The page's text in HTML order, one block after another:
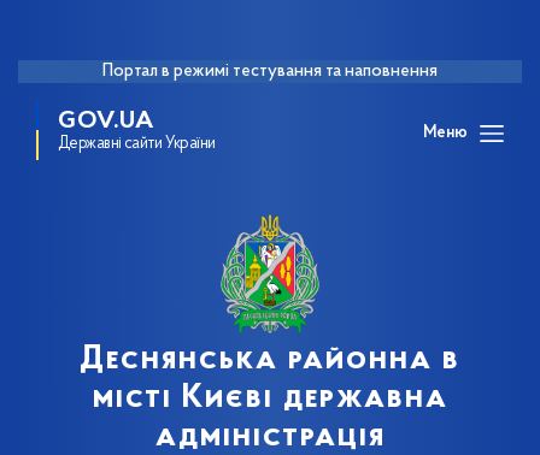
Портал в режимі тестування та наповнення
GOV.UA
Державні сайти України
Меню
Деснянська районна в
місті Києві державна
адміністрація